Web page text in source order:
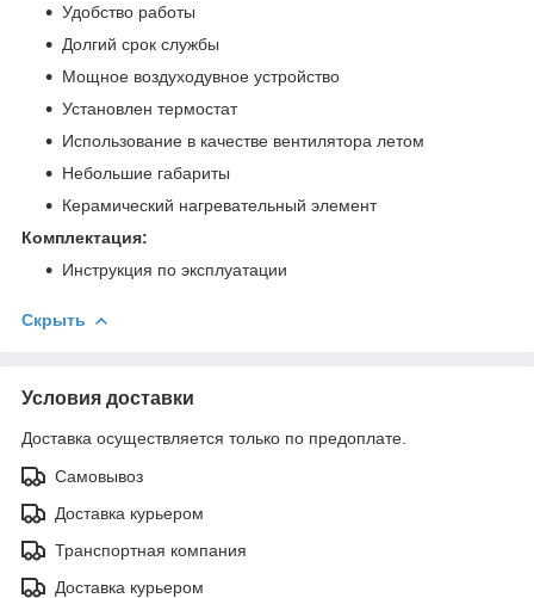
Удобство работы
Долгий срок службы
Мощное воздуходувное устройство
Установлен термостат
Использование в качестве вентилятора летом
Небольшие габариты
Керамический нагревательный элемент
Комплектация:
Инструкция по эксплуатации
Скрыть
Условия доставки
Доставка осуществляется только по предоплате.
Самовывоз
Доставка курьером
Транспортная компания
Доставка курьером